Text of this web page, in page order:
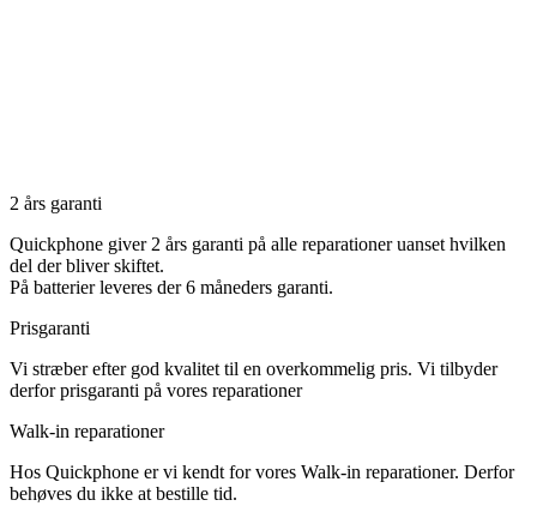
2 års garanti
Quickphone giver 2 års garanti på alle reparationer uanset hvilken
del der bliver skiftet.
På batterier leveres der 6 måneders garanti.
Prisgaranti
Vi stræber efter god kvalitet til en overkommelig pris. Vi tilbyder
derfor prisgaranti på vores reparationer
Walk-in reparationer
Hos Quickphone er vi kendt for vores Walk-in reparationer. Derfor
behøves du ikke at bestille tid.